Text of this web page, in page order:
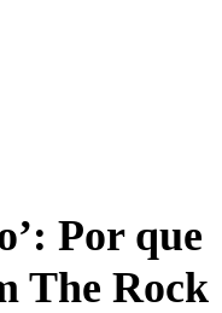
Por que
The Rock